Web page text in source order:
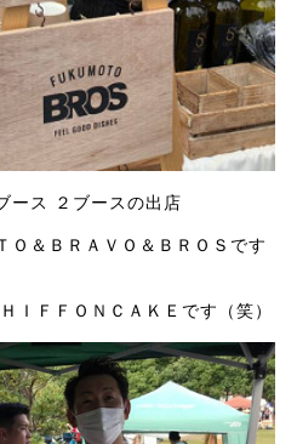
ース ２ブースの出店
Ｏ＆ＢＲＡＶＯ＆ＢＲＯＳです
ＩＦＦＯＮＣＡＫＥです（笑）